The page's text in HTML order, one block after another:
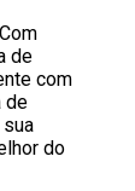
de
com
de
sua
do